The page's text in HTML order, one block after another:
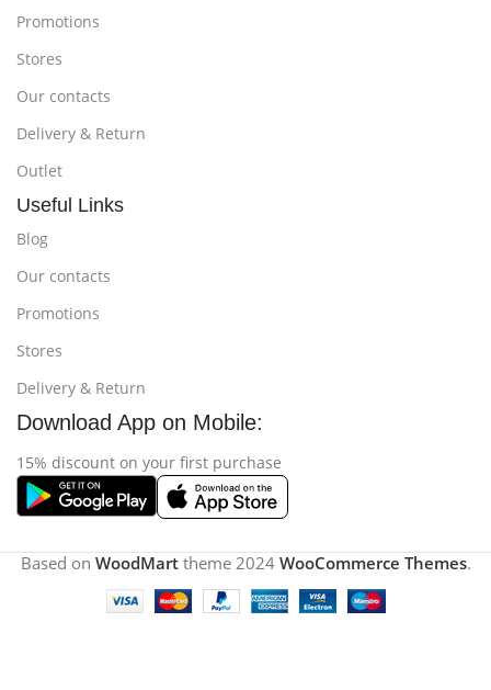
Promotions
Stores
Our contacts
Delivery & Return
Outlet
Useful Links
Blog
Our contacts
Promotions
Stores
Delivery & Return
Download App on Mobile:
15% discount on your first purchase
Based on WoodMarttheme2024 WooCommerce Themes.